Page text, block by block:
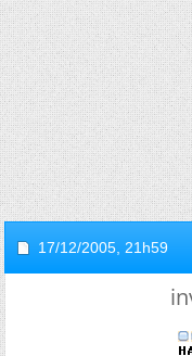
17/12/2005, 21h59